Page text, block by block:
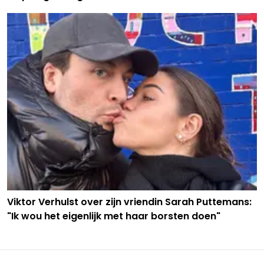
Viktor Verhulst over zijn vriendin Sarah Puttemans:
"Ik wou het eigenlijk met haar borsten doen"